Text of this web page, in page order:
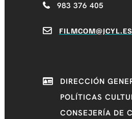
983 376 405
FILMCOM@JCYL.ES
DIRECCIÓN
POLÍTICAS
CONSEJERÍA DE